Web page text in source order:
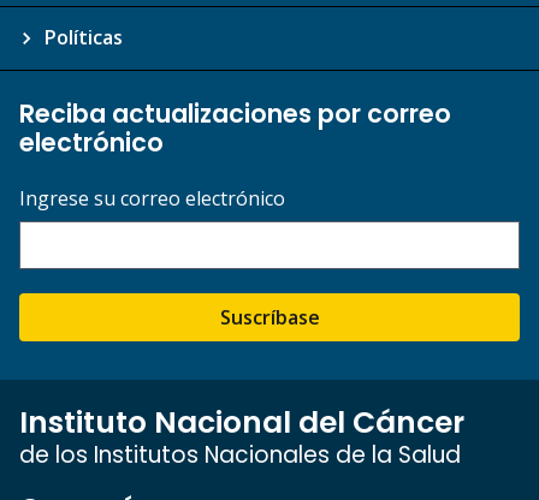
Políticas
Reciba actualizaciones por correo
electrónico
Ingrese su correo electrónico
Suscríbase
Instituto Nacional del Cáncer
de los Institutos Nacionales de la Salud